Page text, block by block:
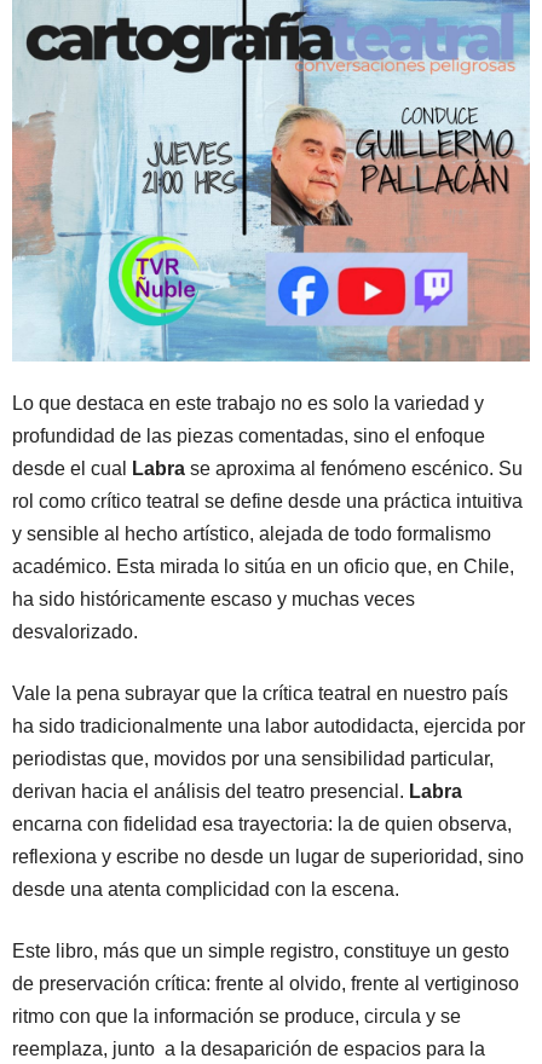
Lo que destaca en este trabajo no es solo la variedad y
profundidad de las piezas comentadas, sino el enfoque
desde el cual
Labra se aproxima al fenómeno escénico. Su
rol como crítico teatral se define desde una práctica intuitiva
y sensible al hecho artístico, alejada de todo formalismo
académico. Esta mirada lo sitúa en un oficio que, en Chile,
ha sido históricamente escaso y muchas veces
desvalorizado.
Vale la pena subrayar que la crítica teatral en nuestro país
ha sido tradicionalmente una labor autodidacta, ejercida por
periodistas que, movidos por una sensibilidad particular,
derivan hacia el análisis del teatro presencial. Labra
encarna con fidelidad esa trayectoria: la de quien observa,
reflexiona y escribe no desde un lugar de superioridad, sino
desde una atenta complicidad con la escena.
Este libro, más que un simple registro, constituye un gesto
de preservación crítica: frente al olvido, frente al vertiginoso
ritmo con que la información se produce, circula y se
reemplaza, junto a la desaparición de espacios para la